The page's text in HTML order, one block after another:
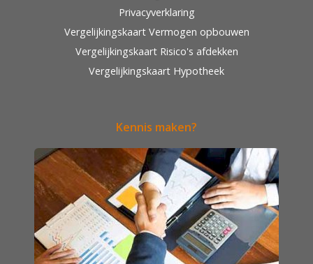
Privacyverklaring
Vergelijkingskaart Vermogen opbouwen
Vergelijkingskaart Risico's afdekken
Vergelijkingskaart Hypotheek
Kennis maken?